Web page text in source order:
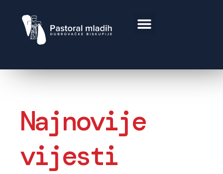
Najnovije
vijesti